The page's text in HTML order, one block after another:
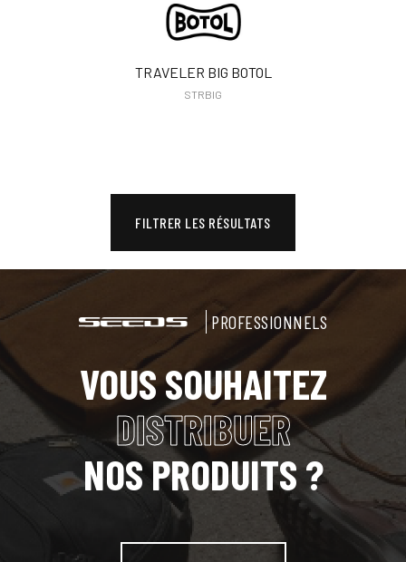
TRAVELER BIG BOTOL
STRBIG
FILTRER LES RÉSULTATS
PROFESSIONNELS
VOUS SOUHAITEZ
DISTRIBUER
NOS PRODUITS ?